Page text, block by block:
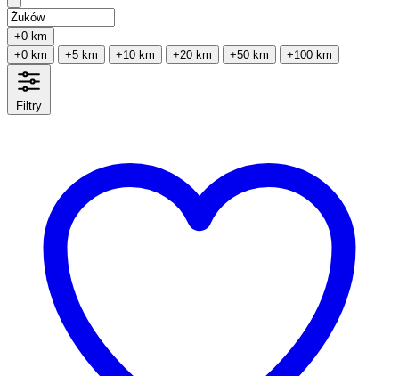
+0 km
+0 km
+5 km +10 km +20 km +50 km +100 km
Filtry